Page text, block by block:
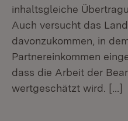
inhaltsgleiche
Auch versucht das
davonzukommen, in
Partnereinkommen
dass die Arbeit der
wertgeschätzt wird.
[…]